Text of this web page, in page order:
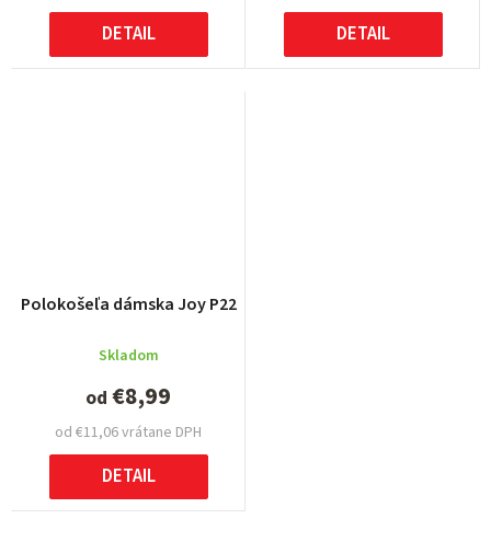
DETAIL DETAIL
Polokošeľa dámska Joy P22
Skladom
od €11,06 vrátane DPH
od €8,99
DETAIL